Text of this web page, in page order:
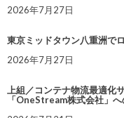
2026年7月27日
東京ミッドタウン八重洲で
2026年7月27日
上組／コンテナ物流最適化
「OneStream株式会社」